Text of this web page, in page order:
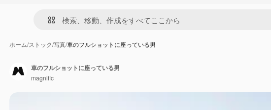
ホーム/ストック/写真/車のフルショットに座っている男
車のフルショットに座っている男
magnific